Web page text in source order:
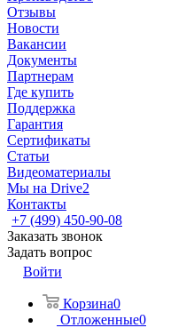
Отзывы
Новости
Вакансии
Документы
Партнерам
Где купить
Поддержка
Гарантия
Сертификаты
Статьи
Видеоматериалы
Мы на Drive2
Контакты
+7 (499) 450-90-08
Заказать звонок
Задать вопрос
Войти
Корзина0
Отложенные0